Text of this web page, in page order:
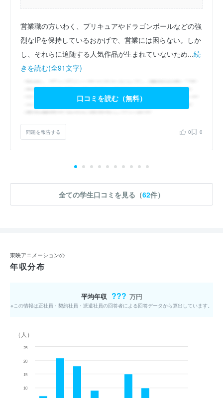
営業職の方いわく、プリキュアやドラゴンボールなどの強
烈なIPを保持しているおかげで、営業には困らない。しか
し、それらに追随する人気作品が生まれていないため...続
きを読む(全91文字)
口コミを読む（無料）
問題を報告する 0 0
全ての学生口コミを見る（62件）
東映アニメーションの
年収分布
平均年収 ??? 万円
※この情報は正社員・契約社員・派遣社員の回答者による回答データから算出しています。
（人）
10
15
20
25